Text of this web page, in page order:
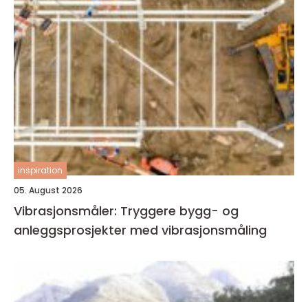
inspiration
05. August 2026
Vibrasjonsmåler: Tryggere bygg- og
anleggsprosjekter med vibrasjonsmåling